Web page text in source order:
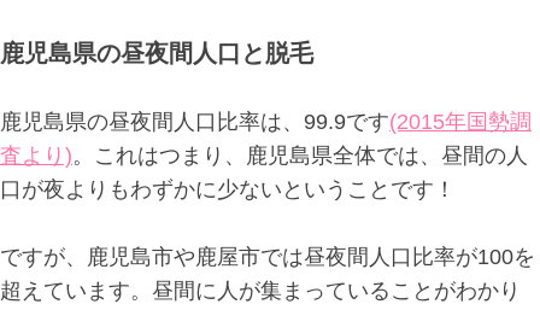
鹿児島県の昼夜間人口と脱毛
鹿児島県の昼夜間人口比率は、99.9です(2015年国勢調
査より)。これはつまり、鹿児島県全体では、昼間の人
口が夜よりもわずかに少ないということです！
ですが、鹿児島市や鹿屋市では昼夜間人口比率が100を
超えています。昼間に人が集まっていることがわかり